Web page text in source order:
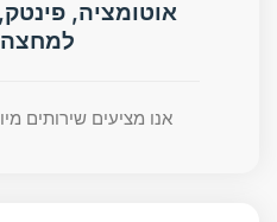
אוטומציה, פינטק,
למחצה
אנו מציעים שירותים